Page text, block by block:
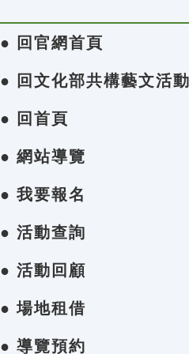
● 回官網首頁
● 回文化部共構藝文活
● 回首頁
● 網站導覽
● 我要報名
● 活動查詢
● 活動回顧
● 場地租借
● 導覽預約